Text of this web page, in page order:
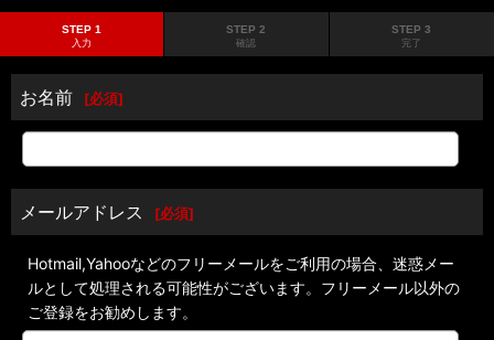
STEP 1
入力
STEP 2
確認
STEP 3
完了
お名前 [必須]
メールアドレス [必須]
Hotmail,Yahooなどのフリーメールをご利用の場合、迷惑メー
ルとして処理される可能性がございます。フリーメール以外の
ご登録をお勧めします。